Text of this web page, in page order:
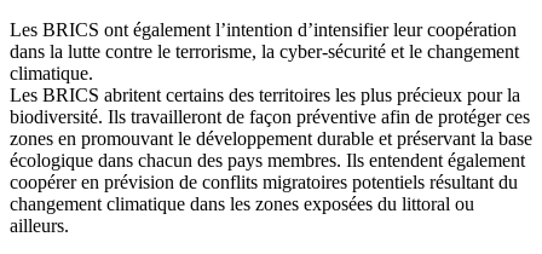
Les BRICS ont également l’intention d’intensifier leur coopération
dans la lutte contre le terrorisme, la cyber-sécurité et le changement
climatique.
Les BRICS abritent certains des territoires les plus précieux pour la
biodiversité. Ils travailleront de façon préventive afin de protéger ces
zones en promouvant le développement durable et préservant la base
écologique dans chacun des pays membres. Ils entendent également
coopérer en prévision de conflits migratoires potentiels résultant du
changement climatique dans les zones exposées du littoral ou
ailleurs.